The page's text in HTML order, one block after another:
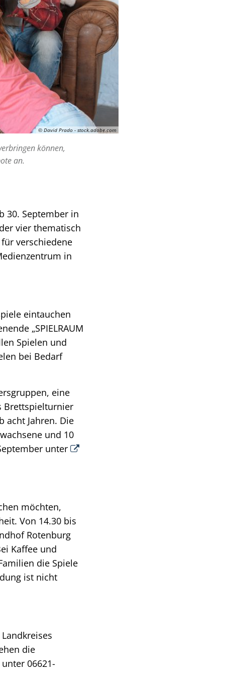
© David Prado - stock.adobe.com
können,
an.
30. September in
vier thematisch
verschiedene
in
eintauchen
„SPIELRAUM
Spielen und
bei Bedarf
eine
Brettspielturnier
acht Jahren. Die
und 10
unter
möchten,
Von 14.30 bis
Rotenburg
Kaffee und
die Spiele
ist nicht
die
06621-